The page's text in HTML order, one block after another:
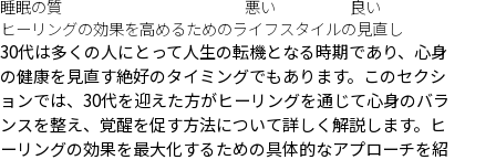
睡眠の質
悪い
良い
ヒーリングの効果を高めるためのライフスタイルの見直し
30代は多くの人にとって人生の転機となる時期であり、心身
の健康を見直す絶好のタイミングでもあります。このセクシ
ョンでは、30代を迎えた方がヒーリングを通じて心身のバラ
ンスを整え、覚醒を促す方法について詳しく解説します。ヒ
ーリングの効果を最大化するための具体的なアプローチを紹